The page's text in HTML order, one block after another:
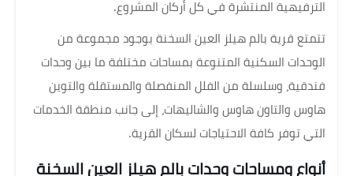
الترفيهية المنتشرة في كل أركان المشروع.
تتمتع قرية بالم هيلز العين السخنة بوجود مجموعة من
الوحدات السكنية المتنوعة بمساحات مختلفة ما بين وحدات
فندقية، وسلسلة من الفلل المنفصلة والمستقلة والتوين
هاوس والتاون هاوس والشاليهات، إلى جانب منطقة الخدمات
التي توفر كافة الاحتياجات لسكان القرية.
أنواع ومساحات وحدات بالم هيلز العين السخنة